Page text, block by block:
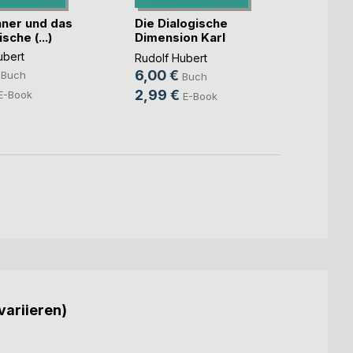
und das
(...)
Buch
Book
Die Dialogische
Dimension Karl
Rahners
Rudolf Hubert
6,00 € Buch
2,99 € E-Book